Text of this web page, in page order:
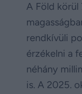
A Föld
rendkívüli
érzékelni a
néhány
is. A 2025.